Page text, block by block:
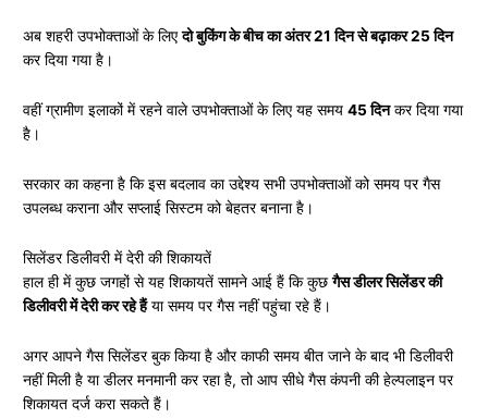
अब शहरी उपभोक्ताओं के लिएदो बुकिंग के बीच का अंतर 21 दिन से बढ़ाकर 25 दिन
कर दिया गया है।
वहीं ग्रामीण इलाकों में रहने वाले उपभोक्ताओं के लिए यह समय45 दिनकर दिया गया
है।
सरकार का कहना है कि इस बदलाव का उद्देश्य सभी उपभोक्ताओं को समय पर गैस
उपलब्ध कराना और सप्लाई सिस्टम को बेहतर बनाना है।
सिलेंडर डिलीवरी में देरी की शिकायतें
हाल ही में कुछ जगहों से यह शिकायतें सामने आई हैं कि कुछगैस डीलर सिलेंडर की
डिलीवरी में देरी कर रहे हैंया समय पर गैस नहीं पहुंचा रहे हैं।
अगर आपने गैस सिलेंडर बुक किया है और काफी समय बीत जाने के बाद भी डिलीवरी
नहीं मिली है या डीलर मनमानी कर रहा है, तो आप सीधे गैस कंपनी की हेल्पलाइन पर
शिकायत दर्ज करा सकते हैं।